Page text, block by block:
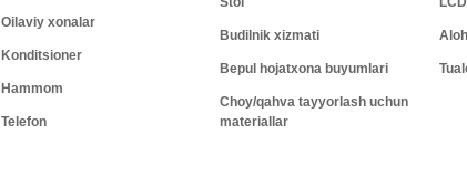
Oilaviy xonalar
Konditsioner
Hammom
Telefon
Budilnik xizmati
Bepul hojatxona buyumlari
Choy/qahva tayyorlash uchun
materiallar